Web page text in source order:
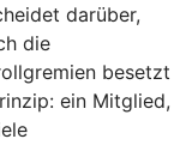
darüber,
die
besetzt
ein Mitglied,